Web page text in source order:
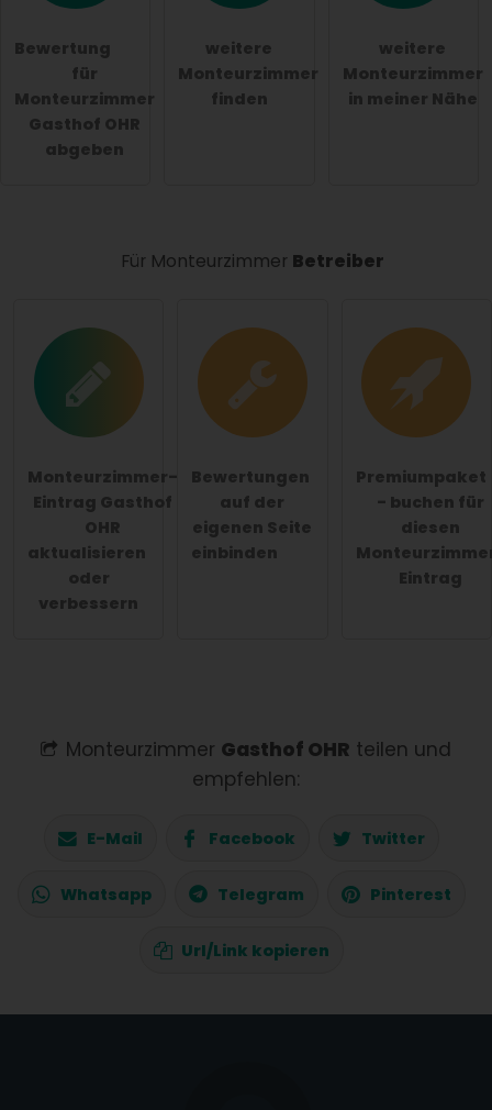
öffentliche Frage stellen
Hinweis:Bitte beachten Sie, öffentliche Fragen sind
für alle Besucher sichtbar
Bewertung
für
Monteurzimmer
Gasthof OHR
abgeben
weitere
Monteurzimmer
finden
weitere
Monteurzimmer
in meiner Nähe
Für Monteurzimmer Betreiber
Monteurzimmer-
Eintrag Gasthof
OHR
aktualisieren
oder
verbessern
Bewertungen
auf der
eigenen Seite
einbinden
Premiumpaket
- buchen für
diesen
Eintrag
Monteurzimmer Gasthof OHR teilen und
empfehlen:
E-Mail Facebook Twitter
Whatsapp Telegram Pinterest
Url/Link kopieren